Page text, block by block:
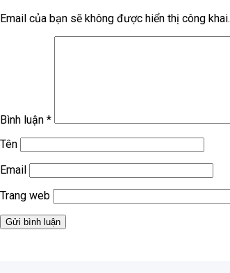
Email của bạn sẽ không được hiển thị công khai.
Bình luận *
Tên
Email
Trang web